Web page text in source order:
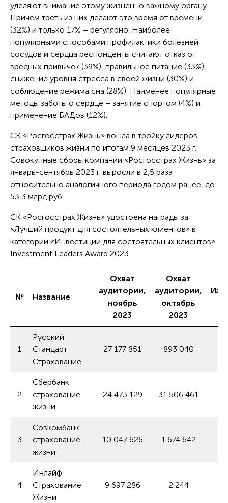
уделяют внимание этому жизненно важному органу.
Причем треть из них делают это время от времени
(32%) и только 17% – регулярно. Наиболее
популярными способами профилактики болезней
сосудов и сердца респонденты считают отказ от
вредных привычек (39%), правильное питание (33%),
снижение уровня стресса в своей жизни (30%) и
соблюдение режима сна (28%). Наименее популярные
методы заботы о сердце – занятие спортом (4%) и
применение БАДов (12%).
СК «Росгосстрах Жизнь» вошла в тройку лидеров
страховщиков жизни по итогам 9 месяцев 2023 г.
Совокупные сборы компании «Росгосстрах Жизнь» за
январь-сентябрь 2023 г. выросли в 2,5 раза
относительно аналогичного периода годом ранее, до
53,3 млрд руб.
СК «Росгосстрах Жизнь» удостоена награды за
«Лучший продукт для состоятельных клиентов» в
категории «Инвестиции для состоятельных клиентов»
Investment Leaders Award 2023.
№ Название
Охват
аудитории,
ноябрь
2023
Охват
аудитории,
октябрь
2023
1
Русский
Стандарт
Страхование
27 177 851 893 040
2
Сбербанк
страхование
жизни
24 473 129 31 506 461
3
Совкомбанк
страхование
жизни
10 047 626 1 674 642
4
Инлайф
Страхование
Жизни
9 697 286 2 244